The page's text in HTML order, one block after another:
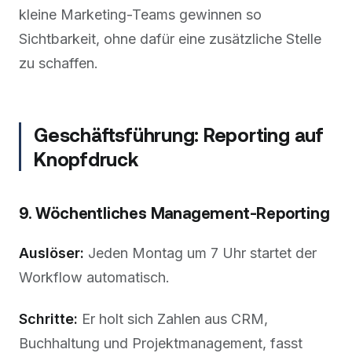
kleine Marketing-Teams gewinnen so
Sichtbarkeit, ohne dafür eine zusätzliche Stelle
zu schaffen.
Geschäftsführung: Reporting auf
Knopfdruck
9. Wöchentliches Management-Reporting
Auslöser: Jeden Montag um 7 Uhr startet der
Workflow automatisch.
Schritte: Er holt sich Zahlen aus CRM,
Buchhaltung und Projektmanagement, fasst